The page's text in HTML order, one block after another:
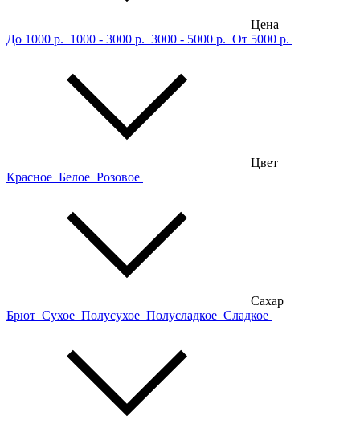
Цена
До 1000 р. 1000 - 3000 р. 3000 - 5000 р. От 5000 р.
Цвет
Красное Белое Розовое
Сахар
Брют Сухое Полусухое Полусладкое Сладкое